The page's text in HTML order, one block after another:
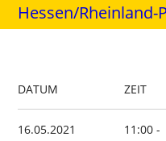
Hessen/Rheinland-
DATUM ZEIT
16.05.2021
11:00 -